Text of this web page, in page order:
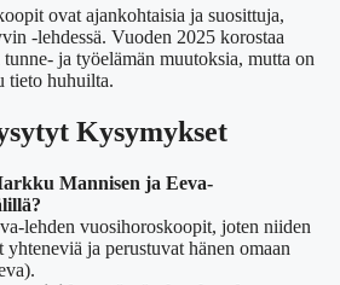
ovat ajankohtaisia ja suosittuja,
-lehdessä. Vuoden 2025 korostaa
ja työelämän muutoksia, mutta on
tieto huhuilta.
Kysymykset
Mannisen ja Eeva-
lehden vuosihoroskoopit, joten niiden
ja perustuvat hänen omaan